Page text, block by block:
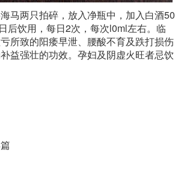
海马两只拍碎，放入净瓶中，加入白酒50
后饮用，每日2次，每次l0ml左右。临
所致的阳痿早泄、腰酸不育及跌打损伤
益强壮的功效。孕妇及阴虚火旺者忌饮